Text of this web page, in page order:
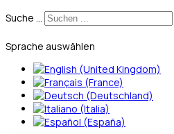
Suche ...
Sprache auswählen